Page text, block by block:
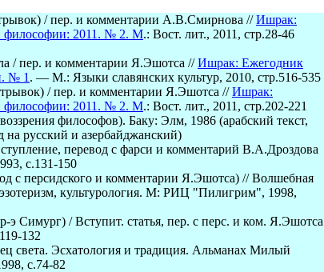
/ пер. и комментарии А.В.Смирнова //Ишрак:
философии: 2011. № 2. М.: Вост. лит., 2011, стр.28-46
/ пер. и комментарии Я.Эшотса //Ишрак: Ежегодник
№ 1 . — М.: Языки славянских культур, 2010, стр.516-535
/ пер. и комментарии Я.Эшотса //Ишрак:
философии: 2011. № 2. М.: Вост. лит., 2011, стр.202-221
философов). Баку: Элм, 1986 (арабский текст,
на русский и азербайджанский)
перевод с фарси и комментарий В.А.Дроздова
с.131-150
с персидского и комментарии Я.Эшотса) // Волшебная
культурология. М: РИЦ "Пилигрим", 1998,
Симург) / Вступит. статья, пер. с перс. и ком. Я.Эшотса
132
света. Эсхатология и традиция. Альманах Милый
с.74-82